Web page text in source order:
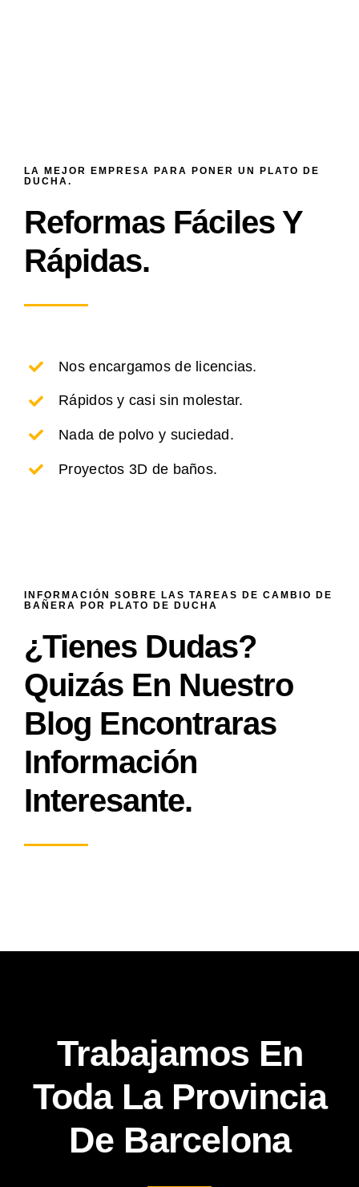
LA MEJOR EMPRESA PARA PONER UN PLATO DE
DUCHA.
Reformas Fáciles Y
Rápidas.
Nos encargamos de licencias.
Rápidos y casi sin molestar.
Nada de polvo y suciedad.
Proyectos 3D de baños.
INFORMACIÓN SOBRE LAS TAREAS DE CAMBIO DE
BAÑERA POR PLATO DE DUCHA
¿Tienes Dudas?
Quizás En Nuestro
Blog Encontraras
Información
Interesante.
Trabajamos En
Toda La Provincia
De Barcelona